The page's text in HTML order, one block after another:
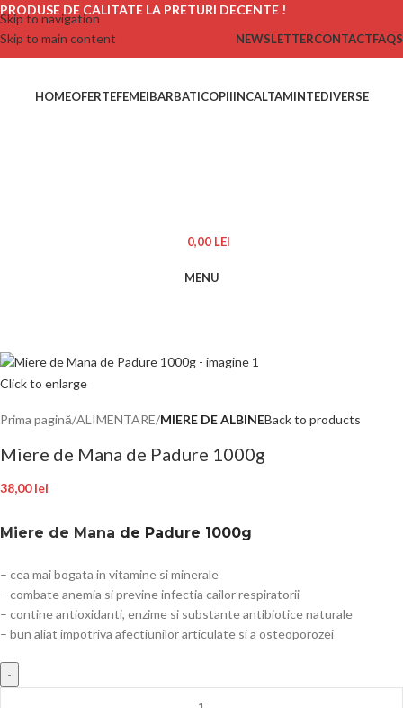
Skip to navigation
Skip to main content
PRODUSE DE CALITATE LA PRETURI DECENTE !
NEWSLETTERCONTACTFAQS
HOMEOFERTEFEMEIBARBATICOPIIINCALTAMINTEDIVERSE
0,00 LEI
MENU
Click to enlarge
Prima pagină ALIMENTARE MIERE DE ALBINEBack to products
Miere de Mana de Padure 1000g
38,00lei
Miere de Mana de Padure 1000g
– cea mai bogata in vitamine si minerale
– combate anemia si previne infectia cailor respiratorii
– contine antioxidanti, enzime si substante antibiotice naturale
– bun aliat impotriva afectiunilor articulate si a osteoporozei